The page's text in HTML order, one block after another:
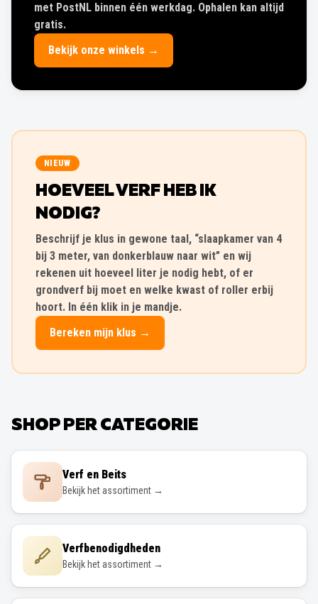
met PostNL binnen één werkdag. Ophalen kan altijd
gratis.
Bekijk onze winkels →
NIEUW
HOEVEEL VERF HEB IK
NODIG?
Beschrijf je klus in gewone taal, “slaapkamer van 4
bij 3 meter, van donkerblauw naar wit” en wij
rekenen uit hoeveel liter je nodig hebt, of er
grondverf bij moet en welke kwast of roller erbij
hoort. In één klik in je mandje.
Bereken mijn klus →
SHOP PER CATEGORIE
Verf en Beits
Bekijk het assortiment →
Verfbenodigdheden
Bekijk het assortiment →